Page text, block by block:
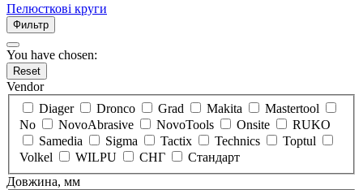
Пелюсткові круги
Фильтр
You have chosen:
Reset
Vendor
Diager
Dronco Grad Makita
Mastertool
No
NovoAbrasive NovoTools Onsite
RUKO
Samedia
Sigma Tactix Technics
Toptul
Volkel
WILPU СНГ
Стандарт
Довжина, мм